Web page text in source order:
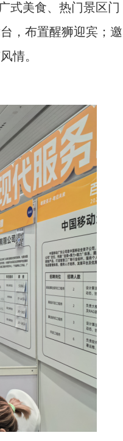
式美食、热门景区门
，布置醒狮迎宾；邀
情。